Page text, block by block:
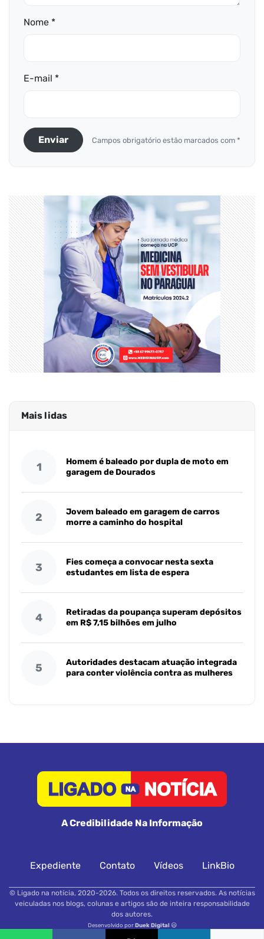
Nome *
E-mail *
Enviar Campos obrigatório estão marcados com *
Mais lidas
1
Homem é baleado por dupla de moto em
garagem de Dourados
2
Jovem baleado em garagem de carros
morre a caminho do hospital
3
Fies começa a convocar nesta sexta
estudantes em lista de espera
4
Retiradas da poupança superam depósitos
em R$ 7,15 bilhões em julho
5
Autoridades destacam atuação integrada
para conter violência contra as mulheres
A Credibilidade Na Informação
Expediente Contato Vídeos LinkBio
© Ligado na notícia, 2020-2026. Todos os direitos reservados. As notícias
veiculadas nos blogs, colunas e artigos são de inteira responsabilidade
dos autores.
Desenvolvido porDuek Digital😃